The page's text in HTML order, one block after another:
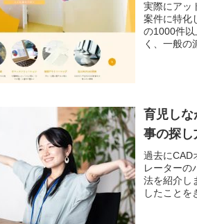
実際にアッ
案件に特化
の1000件
く、一般の
育児し
事の探し
過去にCAD
レーターの
法を紹介し
したことを